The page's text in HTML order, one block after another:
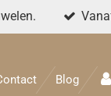
Blog